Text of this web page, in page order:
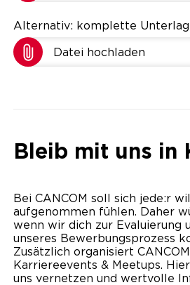
Alternativ: komplette
Datei hochladen
Bleib mit uns in
Bei CANCOM soll sich jede:r
aufgenommen fühlen. Daher
wenn wir dich zur Evaluierung
unseres Bewerbungsprozess
Zusätzlich organisiert
Karriereevents & Meetups.
uns vernetzen und wertvolle